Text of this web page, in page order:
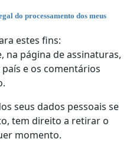
do processamento dos meus
estes fins:
na página de assinaturas,
e os comentários
seus dados pessoais se
tem direito a retirar o
momento.